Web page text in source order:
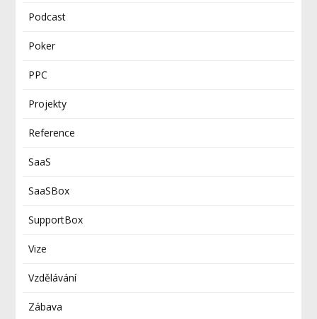
Podcast
Poker
PPC
Projekty
Reference
SaaS
SaaSBox
SupportBox
Vize
Vzdělávání
Zábava